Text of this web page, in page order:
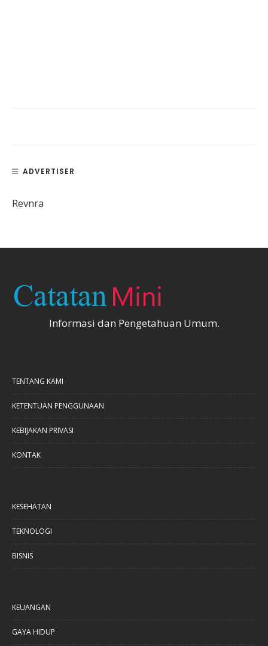
ADVERTISER
Revnra
Informasi dan Pengetahuan Umum.
TENTANG KAMI
KETENTUAN PENGGUNAAN
KEBIJAKAN PRIVASI
KONTAK
KESEHATAN
TEKNOLOGI
BISNIS
KEUANGAN
GAYA HIDUP